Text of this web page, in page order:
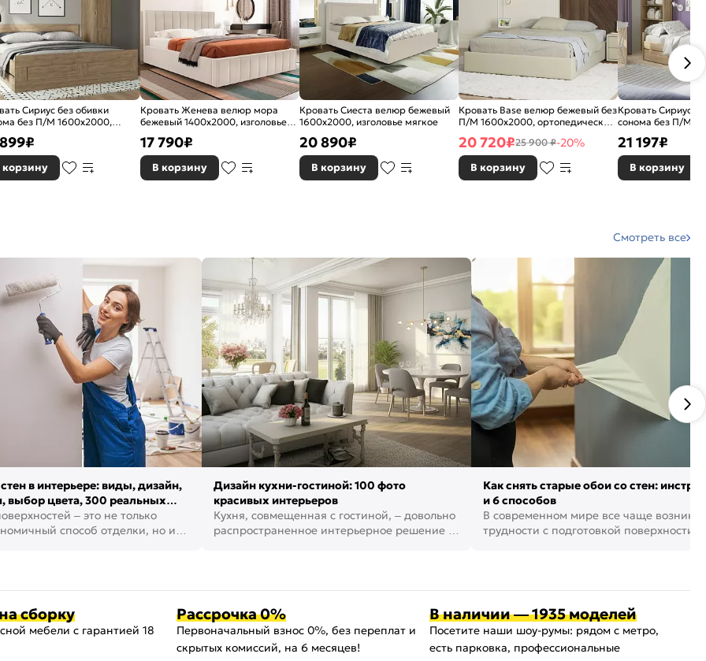
Сириус без обивки
без П/М 1600x2000,
жесткое
₽
корзину
Кровать Женева велюр мора
бежевый 1400x2000, изголовье
17 790₽
В корзину
Кровать Сиеста велюр бежевый
1600x2000, изголовье мягкое
20 890₽
В корзину
Кровать Base велюр бежевый без
П/М 1600x2000, ортопедическое
20 720₽25 900 ₽-20%
В корзину
Кровать Сириус
сонома без П/М
изголовье жесткое
21 197₽
В корзину
Смотреть все
в интерьере: виды, дизайн,
выбор цвета, 300 реальных
– это не только
способ отделки, но и
Дизайн кухни-гостиной: 100 фото
красивых интерьеров
Кухня, совмещенная с гостиной, – довольно
распространенное интерьерное решение в
Как снять старые обои со стен:
и 6 способов
В современном мире все чаще
трудности с подготовкой поверхности
сборку
мебели с гарантией 18
Рассрочка 0%
Первоначальный взнос 0%, без переплат и
скрытых комиссий, на 6 месяцев!
В наличии — 1935 моделей
Посетите наши шоу-румы: рядом с метро,
есть парковка, профессиональные